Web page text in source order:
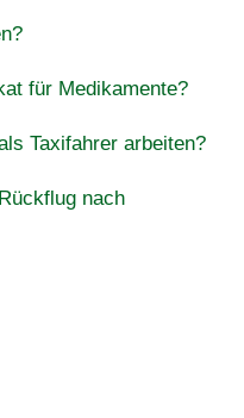
für Medikamente?
Taxifahrer arbeiten?
nach